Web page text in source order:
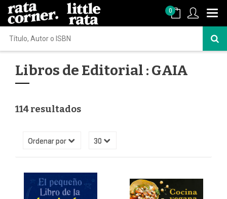
0
Libros de Editorial : GAIA
114 resultados